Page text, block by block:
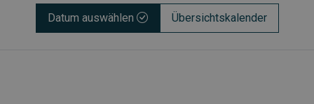
Datum auswählen Übersichtskalender